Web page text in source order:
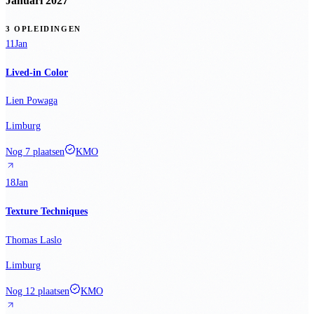
3 OPLEIDINGEN
11Jan
Lived-in Color
Lien Powaga
Limburg
Nog 7 plaatsen KMO
18Jan
Texture Techniques
Thomas Laslo
Limburg
Nog 12 plaatsen KMO